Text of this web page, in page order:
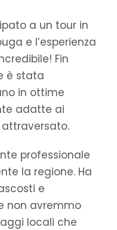
a un tour in
e l’esperienza
Fin
è stata
in ottime
adatte ai
professionale
la regione. Ha
e
non avremmo
locali che